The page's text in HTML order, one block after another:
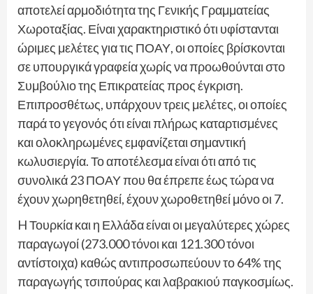
αποτελεί αρμοδιότητα της Γενικής Γραμματείας
Χωροταξίας. Είναι χαρακτηριστικό ότι υφίστανται
ώριμες μελέτες για τις ΠΟΑΥ, οι οποίες βρίσκονται
σε υπουργικά γραφεία χωρίς να προωθούνται στο
Συμβούλιο της Επικρατείας προς έγκριση.
Επιπροσθέτως, υπάρχουν τρεις μελέτες, οι οποίες
παρά το γεγονός ότι είναι πλήρως καταρτισμένες
και ολοκληρωμένες εμφανίζεται σημαντική
κωλυσιεργία. Το αποτέλεσμα είναι ότι από τις
συνολικά 23 ΠΟΑΥ που θα έπρεπε έως τώρα να
έχουν χωρηθετηθεί, έχουν χωροθετηθεί μόνο οι 7.
H Τουρκία και η Ελλάδα είναι οι μεγαλύτερες χώρες
παραγωγοί (273.000 τόνοι και 121.300 τόνοι
αντίστοιχα) καθώς αντιπροσωπεύουν το 64% της
παραγωγής τσιπούρας και λαβρακιού παγκοσμίως.